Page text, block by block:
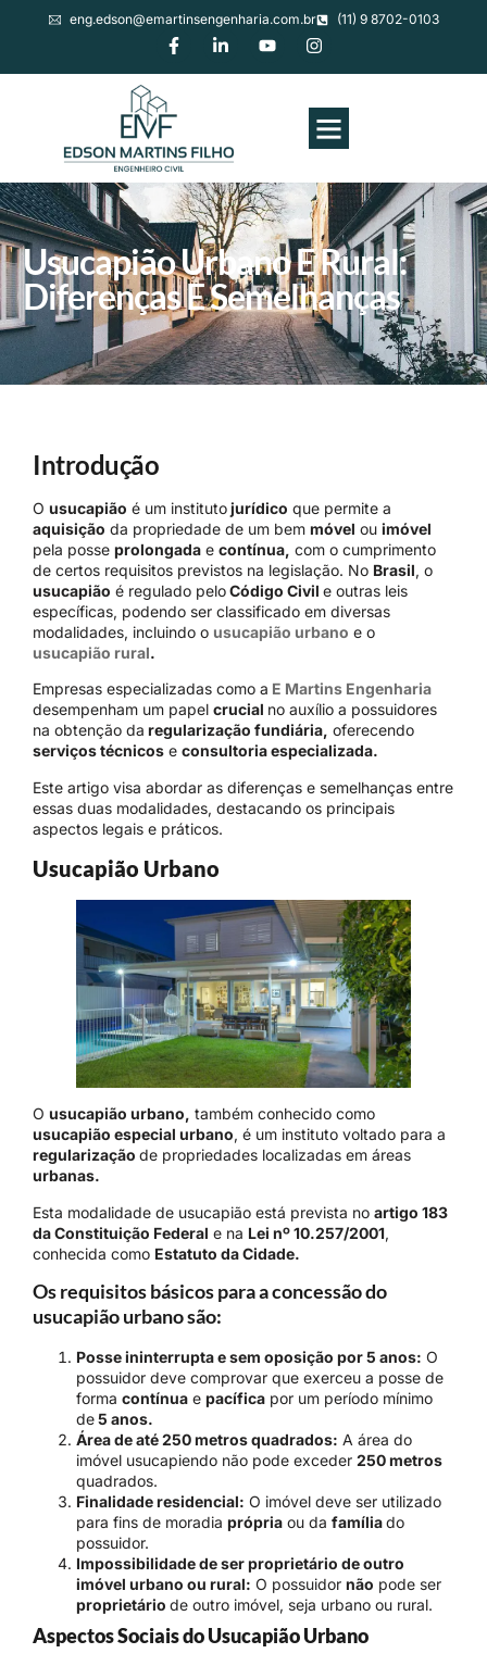
eng.edson@emartinsengenharia.com.br (11) 9 8702-0103
Usucapião Urbano E Rural:
Diferenças E Semelhanças
Introdução
O usucapião é um institutojurídico que permite a
aquisição da propriedade de um bem móvel ou imóvel
pela posse prolongada e contínua, com o cumprimento
de certos requisitos previstos na legislação. No Brasil, o
usucapião é regulado peloCódigo Civil e outras leis
específicas, podendo ser classificado em diversas
modalidades, incluindo o usucapião urbano e o
usucapião rural.
Empresas especializadas como a E Martins Engenharia
desempenham um papel crucial no auxílio a possuidores
na obtenção da regularização fundiária, oferecendo
serviços técnicos e consultoria especializada.
Este artigo visa abordar as diferenças e semelhanças entre
essas duas modalidades, destacando os principais
aspectos legais e práticos.
Usucapião Urbano
O usucapião urbano, também conhecido como
usucapião especial urbano, é um instituto voltado para a
regularização de propriedades localizadas em áreas
urbanas.
Esta modalidade de usucapião está prevista no artigo 183
da Constituição Federal e na Lei nº 10.257/2001,
conhecida como Estatuto da Cidade.
Os requisitos básicos para a concessão do
usucapião urbano são:
Posse ininterrupta e sem oposição por 5 anos: O
possuidor deve comprovar que exerceu a posse de
forma contínua e pacífica por um período mínimo
de5 anos.
Área de até 250 metros quadrados: A área do
imóvel usucapiendo não pode exceder 250 metros
quadrados.
Finalidade residencial: O imóvel deve ser utilizado
para fins de moradia própria ou da famíliado
possuidor.
Impossibilidade de ser proprietário de outro
imóvel urbano ou rural: O possuidor não pode ser
proprietário de outro imóvel, seja urbano ou rural.
Aspectos Sociais do Usucapião Urbano